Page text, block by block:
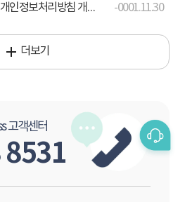
[공지]해커스HRD 개인정보처리방침 개정 안내(2023. 8. 18.) -0001.11.30
더보기
고객센터